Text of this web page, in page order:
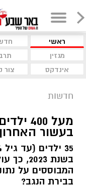
ראשי
מגזין
אינדקס
צור
חדשות
מעל
בעשור
בשנת
המבוססים על
בבירת הנגב?